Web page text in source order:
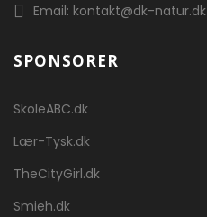
Email: kontakt@dk-natur.dk
SPONSORER
SkoleABC.dk
Lær-Tysk.dk
TheCityGirl.dk
Smieh.dk